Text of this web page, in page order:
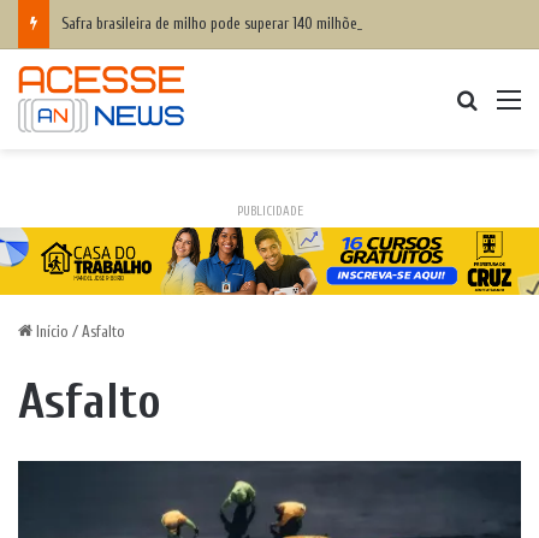
Safra brasileira de milho pode superar 140 milhões de toneladas
PUBLICIDADE
Início / Asfalto
Asfalto